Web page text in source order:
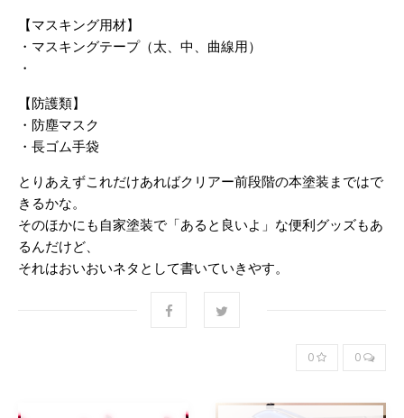
【マスキング用材】
・マスキングテープ（太、中、曲線用）
・
【防護類】
・防塵マスク
・長ゴム手袋
とりあえずこれだけあればクリアー前段階の本塗装まではで
きるかな。
そのほかにも自家塗装で「あると良いよ」な便利グッズもあ
るんだけど、
それはおいおいネタとして書いていきやす。
0 0